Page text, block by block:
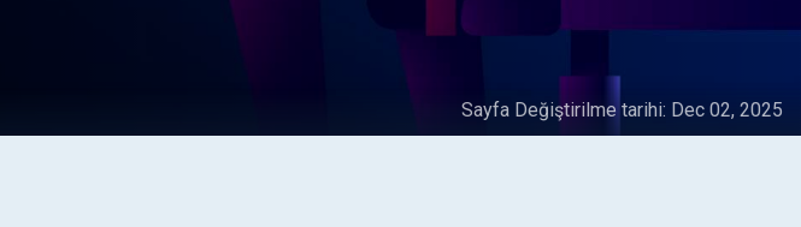
Sayfa Değiştirilme tarihi: Dec 02, 2025